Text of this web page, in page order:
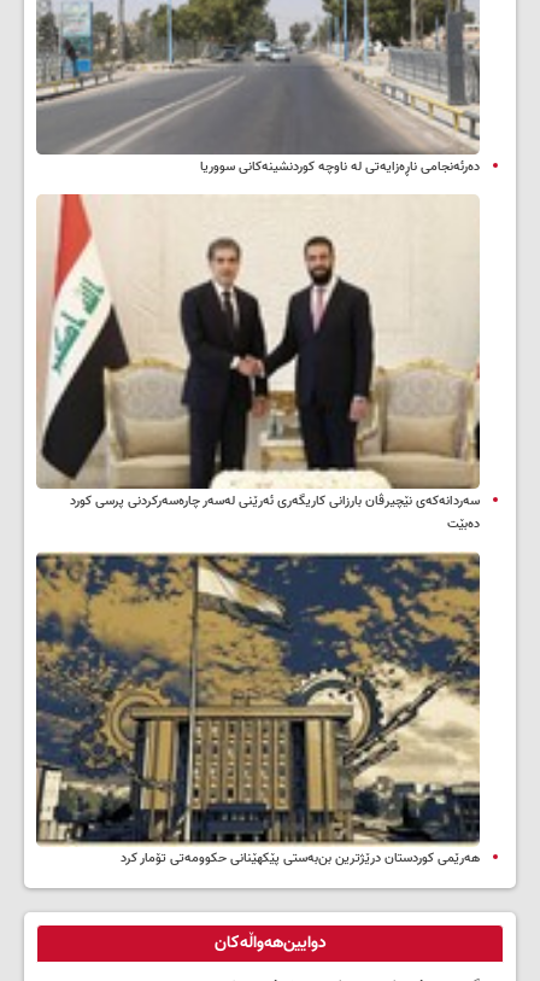
دەرئەنجامی ناڕەزایەتی لە ناوچە کوردنشینەکانی سووریا
سه‌ردانه‌کەی نێچیرڤان بارزانی كاریگه‌ری ئه‌رێنی له‌سه‌ر چاره‌سه‌ركردنی پرسی كورد
ده‌بێت
هەرێمی کوردستان درێژترین بن‌بەستی پێکهێنانی حکوومەتی تۆمار کرد
دوایین‌هەواڵەکان